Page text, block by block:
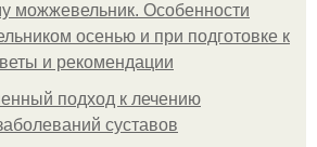
можжевельник. Особенности
осенью и при подготовке к
и рекомендации
подход к лечению
суставов